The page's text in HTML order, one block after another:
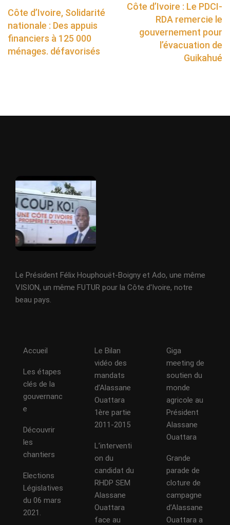
Côte d’Ivoire, Solidarité
nationale : Des appuis
financiers à 125 000
ménages. défavorisés
Côte d’Ivoire : Le PDCI-
RDA remercie le
gouvernement pour
l’évacuation de
Guikahué
Le Président Félix Houphouët-Boigny et Ado, une même
VISION, un même FUTUR pour la Côte d'Ivoire, notre
beau pays.
Accueil
Les étapes
clés de la
gouvernanc
e
Découvrir
les
chantiers
Elections
Législatives
du 06 mars
2021.
Le Bilan
vidéo des
mandats
d’Alassane
Ouattara
1ère partie
2011-2015
L’interventi
on du
candidat du
RHDP SEM
Alassane
Ouattara
face au
Giga
meeting de
soutien du
monde
agricole au
Président
Alassane
Ouattara
Grande
parade de
cloture de
campagne
d’Alassane
Ouattara a